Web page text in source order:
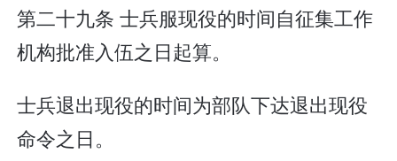
第二十九条 士兵服现役的时间自征集工作
机构批准入伍之日起算。
士兵退出现役的时间为部队下达退出现役
命令之日。